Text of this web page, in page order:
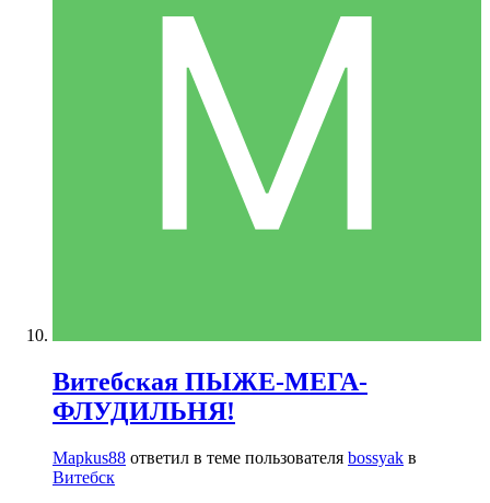
Витебская ПЫЖЕ-МЕГА-
ФЛУДИЛЬНЯ!
Mapkus88 ответил в теме пользователя bossyak в
Витебск